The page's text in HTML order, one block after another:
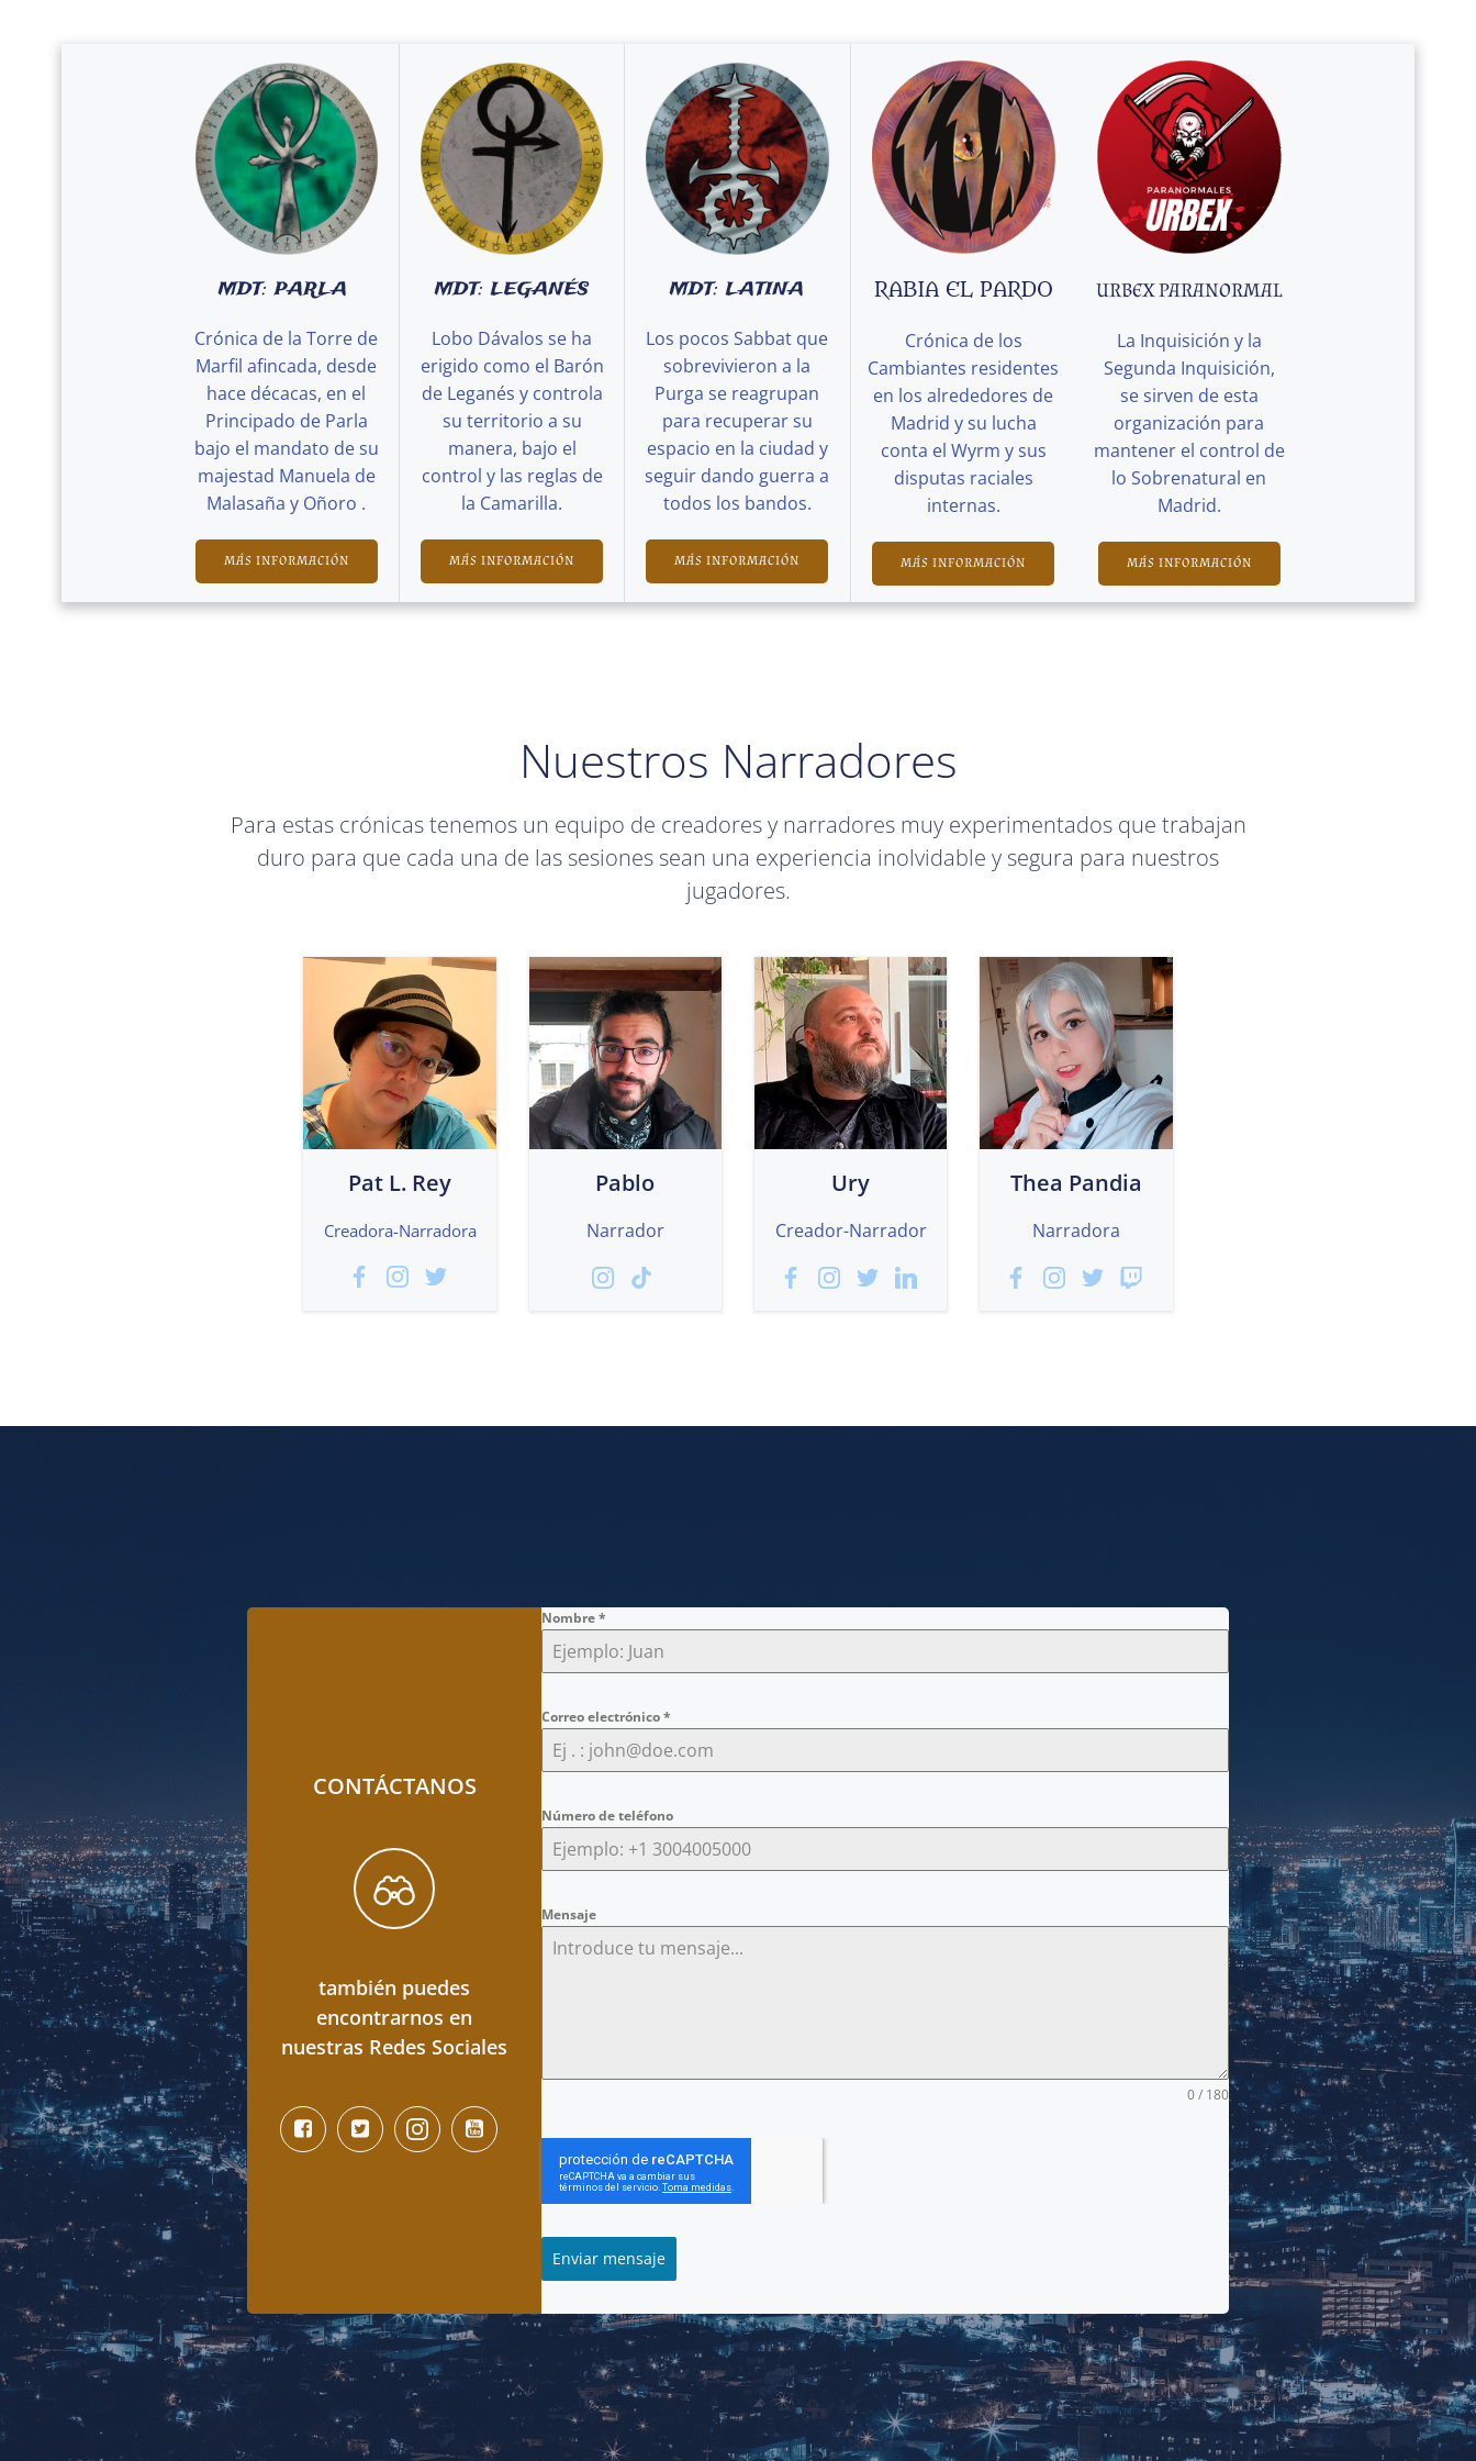
MDT: PARLA
Crónica de la Torre de
Marfil afincada, desde
hace décacas, en el
Principado de Parla
bajo el mandato de su
majestad Manuela de
Malasaña y Oñoro .
MÁS INFORMACIÓN
MDT: LEGANÉS
Lobo Dávalos se ha
erigido como el Barón
de Leganés y controla
su territorio a su
manera, bajo el
control y las reglas de
la Camarilla.
MÁS INFORMACIÓN
MDT: LATINA
Los pocos Sabbat que
sobrevivieron a la
Purga se reagrupan
para recuperar su
espacio en la ciudad y
seguir dando guerra a
todos los bandos.
MÁS INFORMACIÓN
RABIA EL PARDO
Crónica de los
Cambiantes residentes
en los alrededores de
Madrid y su lucha
conta el Wyrm y sus
disputas raciales
internas.
MÁS INFORMACIÓN
URBEX PARANORMAL
La Inquisición y la
Segunda Inquisición,
se sirven de esta
organización para
mantener el control de
lo Sobrenatural en
Madrid.
MÁS INFORMACIÓN
Nuestros Narradores
Para estas crónicas tenemos un equipo de creadores y narradores muy experimentados que trabajan
duro para que cada una de las sesiones sean una experiencia inolvidable y segura para nuestros
jugadores.
Pat L. Rey
Creadora-Narradora
Pablo
Narrador
Ury
Creador-Narrador
Thea Pandia
Narradora
CONTÁCTANOS
también puedes
encontrarnos en
nuestras Redes Sociales
Nombre*
Correo electrónico*
Número de teléfono
Mensaje
0 / 180
Enviar mensaje